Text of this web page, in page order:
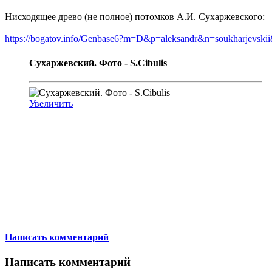
Нисходящее древо (не полное) потомков А.И. Сухаржевского:
https://bogatov.info/
Сухаржевский. Фото - S.Cibulis
Увеличить
Написать комментарий
Написать комментарий